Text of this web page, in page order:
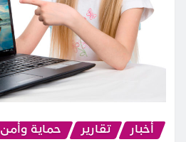
أخبار تقارير حماية وأمن